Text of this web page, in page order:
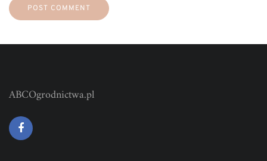
ABCOgrodnictwa.pl